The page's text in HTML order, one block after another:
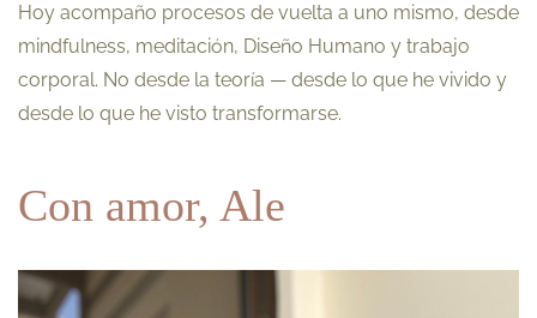
Hoy acompaño procesos de vuelta a uno mismo, desde
mindfulness, meditación, Diseño Humano y trabajo
corporal. No desde la teoría — desde lo que he vivido y
desde lo que he visto transformarse.
Con amor, Ale